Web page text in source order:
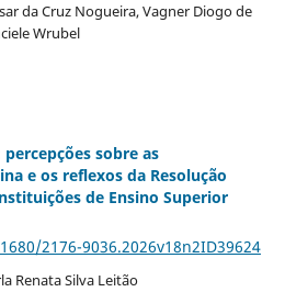
da Cruz Nogueira, Vagner Diogo de
Wrubel
sobre as
e os reflexos da Resolução
de Ensino Superior
2176-9036.2026v18n2ID39624
Renata Silva Leitão